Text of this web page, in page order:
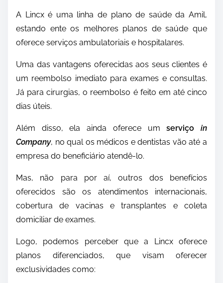
A Lincx é uma linha de plano de saúde da Amil,
estando ente os melhores planos de saúde que
oferece serviços ambulatoriais e hospitalares.
Uma das vantagens oferecidas aos seus clientes é
um reembolso imediato para exames e consultas.
Já para cirurgias, o reembolso é feito em até cinco
dias úteis.
Além disso, ela ainda oferece umserviçoin
Company, no qual os médicos e dentistas vão até a
empresa do beneficiário atendê-lo.
Mas, não para por aí, outros dos benefícios
oferecidos são os atendimentos internacionais,
cobertura de vacinas e transplantes e coleta
domiciliar de exames.
Logo, podemos perceber que a Lincx oferece
planos diferenciados, que visam oferecer
exclusividades como: